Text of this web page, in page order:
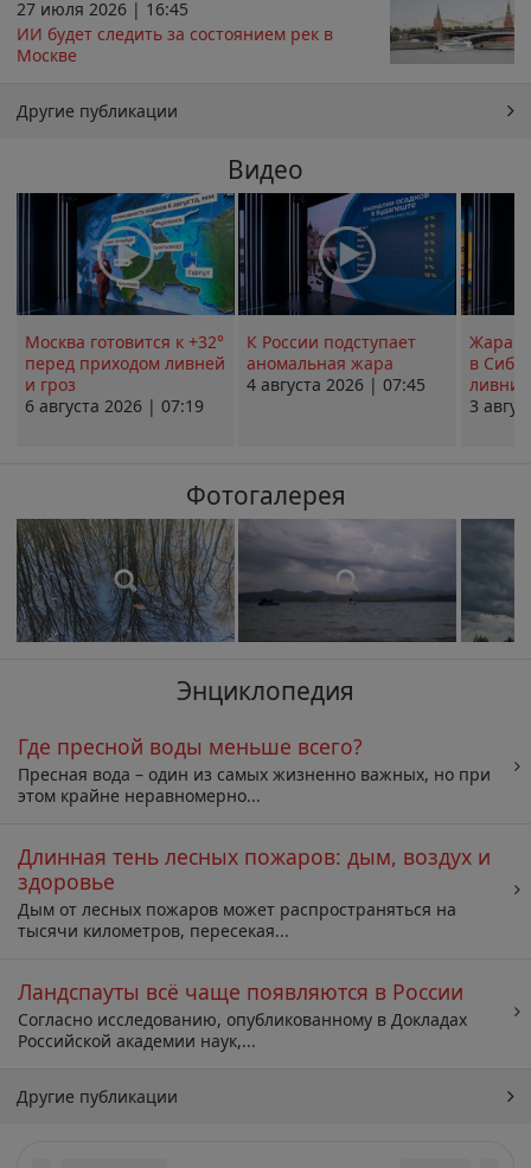
27 июля 2026 | 16:45
ИИ будет следить за состоянием рек в
Москве
Другие публикации
Видео
Москва готовится к +32°
перед приходом ливней
и гроз
6 августа 2026 | 07:19
К России подступает
аномальная жара
4 августа 2026 | 07:45
Жара в
в
ливни
3
Фотогалерея
Энциклопедия
Где пресной воды меньше всего?
Пресная вода – один из самых жизненно важных, но при
этом крайне неравномерно...
Длинная тень лесных пожаров: дым, воздух и
здоровье
Дым от лесных пожаров может распространяться на
тысячи километров, пересекая...
Ландспауты всё чаще появляются в России
Согласно исследованию, опубликованному в Докладах
Российской академии наук,...
Другие публикации